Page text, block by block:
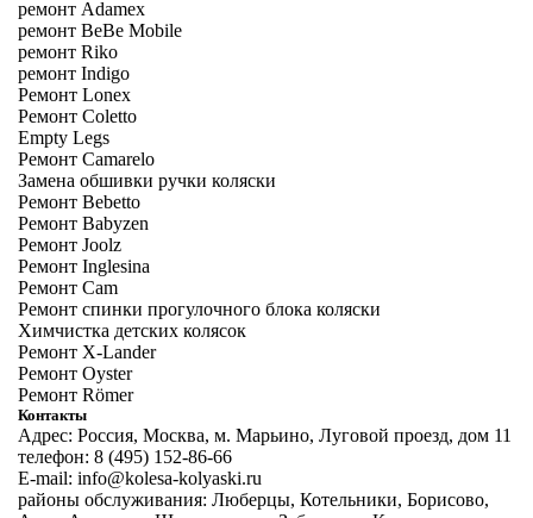
ремонт Adamex
ремонт BeBe Mobile
ремонт Riko
ремонт Indigo
Ремонт Lonex
Ремонт Coletto
Empty Legs
Ремонт Camarelo
Замена обшивки ручки коляски
Ремонт Bebetto
Ремонт Babyzen
Ремонт Joolz
Ремонт Inglesina
Ремонт Cam
Ремонт спинки прогулочного блока коляски
Химчистка детских колясок
Ремонт X-Lander
Ремонт Oyster
Ремонт Römer
Контакты
Адрес: Россия, Москва, м. Марьино, Луговой проезд, дом 11
телефон: 8 (495) 152-86-66
E-mail: info@kolesa-kolyaski.ru
районы обслуживания: Люберцы, Котельники, Борисово,